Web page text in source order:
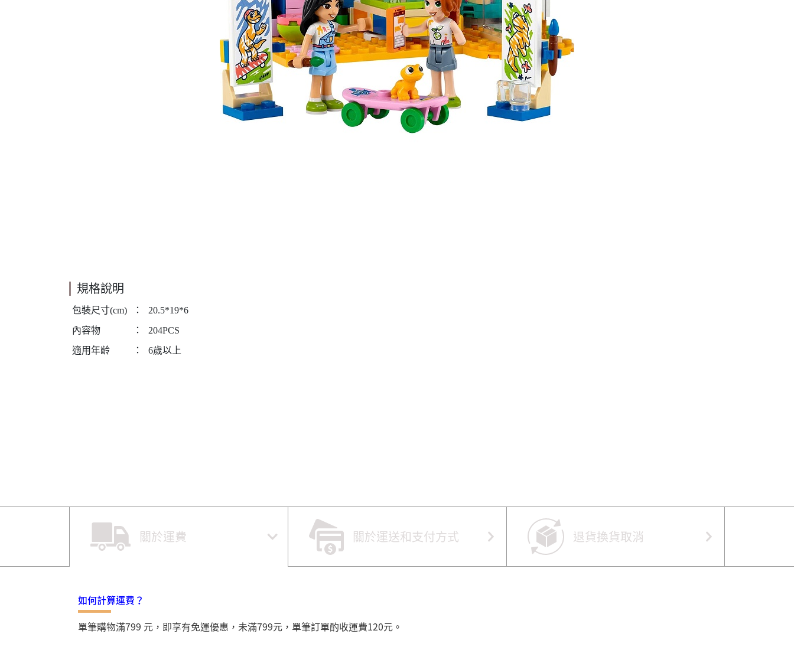
規格說明
包裝尺寸(cm) ：
20.5*19*6
內容物
：
204PCS
適用年齡
： 6歲以上
關於運費 關於運送和支付方式 退貨換貨取消
如何計算運費？
單筆購物滿799 元，即享有免運優惠，未滿799元，單筆訂單酌收運費120元。